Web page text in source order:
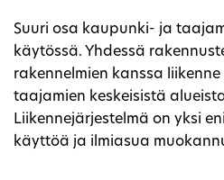
Suuri osa kaupunki- ja
käytössä. Yhdessä
rakennelmien kanssa
taajamien keskeisistä
Liikennejärjestelmä on yksi
käyttöä ja ilmiasua